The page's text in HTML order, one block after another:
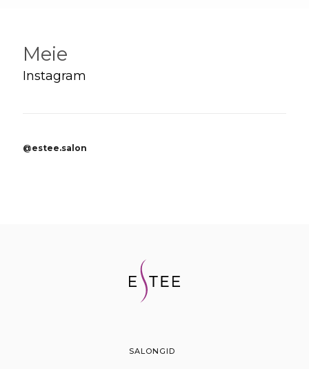
Meie
Instagram
@estee.salon
SALONGID